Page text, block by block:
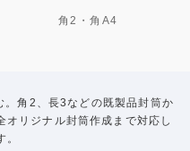
角2・角A4
。角2、長3などの既製品封筒か
オリジナル封筒作成まで対応し
。